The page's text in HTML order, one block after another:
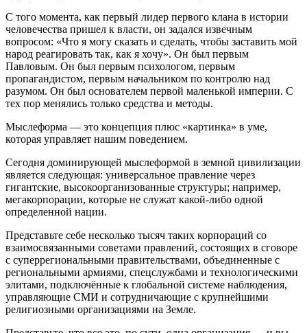
С того момента, как первый лидер первого клана в истории
человечества пришел к власти, он задался извечным
вопросом: «Что я могу сказать и сделать, чтобы заставить мой
народ реагировать так, как я хочу». Он был первым
Павловым. Он был первым психологом, первым
пропагандистом, первым начальником по контролю над
разумом. Он был основателем первой маленькой империи. С
тех пор менялись только средства и методы.
Мыслеформа — это концепция плюс «картинка» в уме,
которая управляет нашим поведением.
Сегодня доминирующей мыслеформой в земной цивилизации
является следующая: универсальное правление через
гигантские, высокоорганизованные структуры; например,
мегакорпорации, которые не служат какой-либо одной
определенной нации.
Представьте себе несколько тысяч таких корпораций со
взаимосвязанными советами правлений, состоящих в сговоре
с суперрегиональными правительствами, объединенные с
региональными армиями, спецслужбами и технологическими
элитами, подключённые к глобальной системе наблюдения,
управляющие СМИ и сотрудничающие с крупнейшими
религиозными организациями на Земле.